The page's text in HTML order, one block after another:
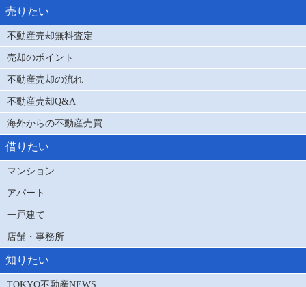
売りたい
不動産売却無料査定
売却のポイント
不動産売却の流れ
不動産売却Q&A
海外からの不動産売買
借りたい
マンション
アパート
一戸建て
店舗・事務所
知りたい
TOKYO不動産NEWS